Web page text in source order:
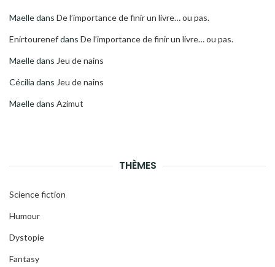
Maelledans De l’importance de finir un livre… ou pas.
Enirtourenefdans De l’importance de finir un livre… ou pas.
Maelledans Jeu de nains
Cécilia dans Jeu de nains
Maelledans Azimut
THÈMES
Science fiction
Humour
Dystopie
Fantasy